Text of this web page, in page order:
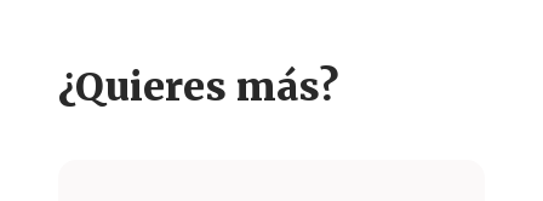
¿Quieres más?